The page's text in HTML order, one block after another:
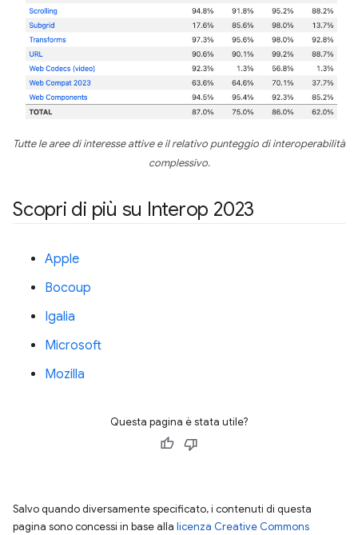
Tutte le aree di interesse attive e il relativo punteggio di interoperabilità
complessivo.
Scopri di più su Interop 2023
Apple
Bocoup
Igalia
Microsoft
Mozilla
Questa pagina è stata utile?
Salvo quando diversamente specificato, i contenuti di questa
pagina sono concessi in base alla licenza Creative Commons